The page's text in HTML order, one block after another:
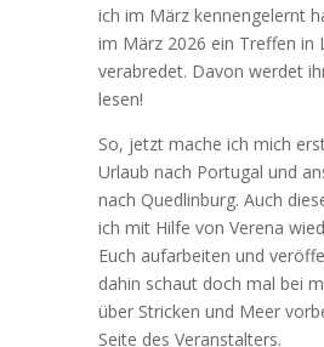
ich im März kennengelernt
im März 2026 ein Treffen in
verabredet. Davon werdet
lesen!
So, jetzt mache ich mich
Urlaub nach Portugal und
nach Quedlinburg. Auch
ich mit Hilfe von Verena
Euch aufarbeiten und
dahin schaut doch mal bei
über Stricken und Meer
Seite des Veranstalters.